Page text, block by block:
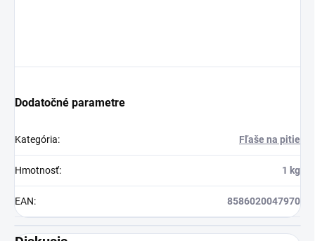
Dodatočné parametre
Kategória: Fľaše na pitie
Hmotnosť: 1 kg
EAN: 8586020047970